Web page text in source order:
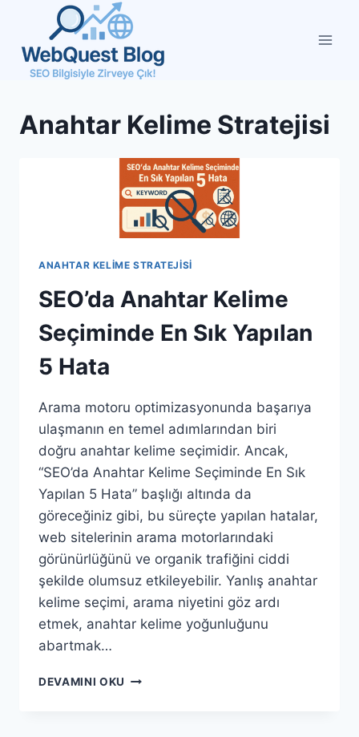
content
Anahtar Kelime Stratejisi
ANAHTAR KELIME STRATEJISI
SEO’da Anahtar Kelime
Seçiminde En Sık Yapılan
5 Hata
Arama motoru optimizasyonunda başarıya
ulaşmanın en temel adımlarından biri
doğru anahtar kelime seçimidir. Ancak,
“SEO’da Anahtar Kelime Seçiminde En Sık
Yapılan 5 Hata” başlığı altında da
göreceğiniz gibi, bu süreçte yapılan hatalar,
web sitelerinin arama motorlarındaki
görünürlüğünü ve organik trafiğini ciddi
şekilde olumsuz etkileyebilir. Yanlış anahtar
kelime seçimi, arama niyetini göz ardı
etmek, anahtar kelime yoğunluğunu
abartmak…
DEVAMINI OKU SEO’DA